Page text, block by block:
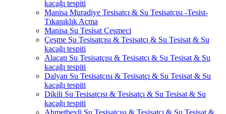
kaçağı tespiti
Manisa Muradiye Tesisatçı & Su Tesisatçısı -Tesist-
Tıkanıklık Açma
Manisa Su Tesisat Çeşmeci
Çeşme Su Tesisatçısı & Tesisatçı & Su Tesisat & Su
kaçağı tespiti
Alaçatı Su Tesisatçısı & Tesisatçı & Su Tesisat & Su
kaçağı tespiti
Dalyan Su Tesisatçısı & Tesisatçı & Su Tesisat & Su
kaçağı tespiti
Dikili Su Tesisatçısı & Tesisatçı & Su Tesisat & Su
kaçağı tespiti
Ahmetbeyli Su Tesisatçısı & Tesisatçı & Su Tesisat &